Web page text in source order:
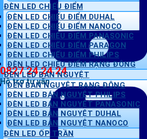
0827 24 24 24
Hỗ trợ tư vấn
ĐÈN LED CHIẾU ĐIỂM
ĐÈN LED CHIẾU ĐIỂM DUHAL
ĐÈN LED CHIẾU ĐIỂM NANOCO
ĐÈN LED CHIẾU ĐIỂM PANASONIC
ĐÈN LED CHIẾU ĐIỂM PARAGON
ĐÈN LED CHIẾU ĐIỂM PHILIPS
ĐÈN LED CHIẾU ĐIỂM RẠNG ĐÔNG
ĐÈN LED BÁN NGUYỆT
ĐÈN BÁN NGUYỆT RẠNG ĐÔNG
ĐÈN LED BÁN NGUYỆT PHILIPS
ĐÈN LED BÁN NGUYỆT PANASONIC
ĐÈN LED BÁN NGUYỆT DUHAL
ĐÈN LED BÁN NGUYỆT NANOCO
ĐÈN LED ỐP TRẦN